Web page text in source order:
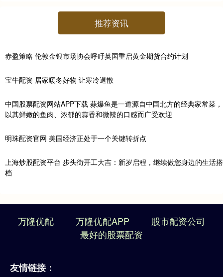
推荐资讯
赤盈策略 伦敦金银市场协会呼吁英国重启黄金期货合约计划
宝牛配资 居家暖冬好物 让寒冷退散
中国股票配资网站APP下载 蒜爆鱼是一道源自中国北方的经典家常菜，
以其鲜嫩的鱼肉、浓郁的蒜香和微辣的口感而广受欢迎
明珠配资官网 美国经济正处于一个关键转折点
上海炒股配资平台 步头街开工大吉：新岁启程，继续做您身边的生活搭
档
万隆优配 万隆优配APP
股市配资公司
最好的股票配资
友情链接：